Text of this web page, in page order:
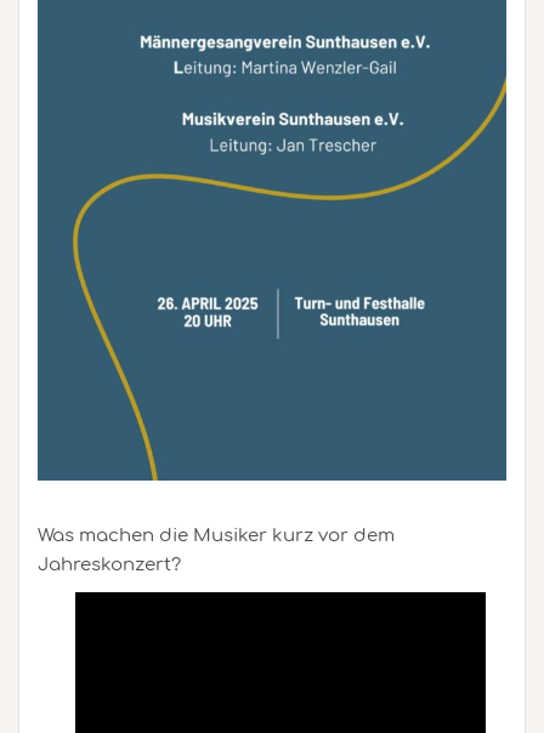
Was machen die Musiker kurz vor dem
Jahreskonzert?